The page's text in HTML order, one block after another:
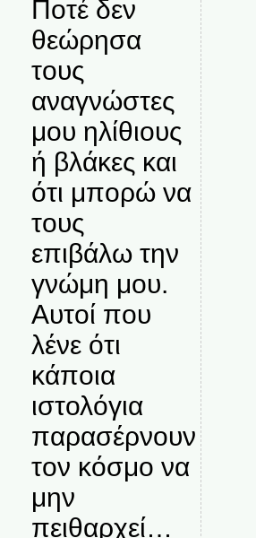
Ποτέ δεν
θεώρησα
τους
αναγνώστες
μου ηλίθιους
ή βλάκες και
ότι μπορώ να
τους
επιβάλω την
γνώμη μου.
Αυτοί που
λένε ότι
κάποια
ιστολόγια
παρασέρνουν
τον κόσμο να
μην
πειθαρχεί…